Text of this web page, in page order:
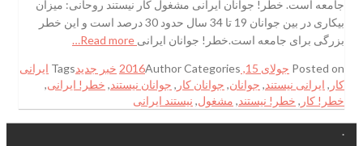
جامعه است. خطر! جوانان ایرانی مشغول کار نیستند روحانی: میزان
بیکاری در بین جوانان 19 تا 34 سال حدود 30 درصد است و این خطر
بزرگی برای جامعه است.خطر! جوانان ایرانی
Posted on جولای 15, 2016 AuthorCategories خبر جدیدTags ایرانی
کار , ایرانی نیستند, جوانان, جوانان کار , جوانان نیستند, خطر! ایرانی,
خطر! کار , خطر! نیستند, مشغول, نیستند ایرانی
.